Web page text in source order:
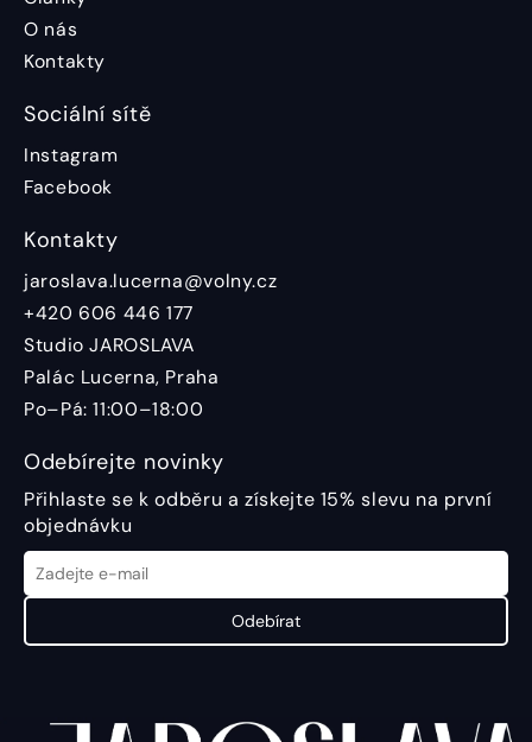
O nás
Kontakty
Sociální sítě
Instagram
Facebook
Kontakty
jaroslava.lucerna@volny.cz
+420 606 446 177
Studio JAROSLAVA
Palác Lucerna, Praha
Po–Pá: 11:00–18:00
Odebírejte novinky
Přihlaste se k odběru a získejte 15% slevu na první
objednávku
Odebírat